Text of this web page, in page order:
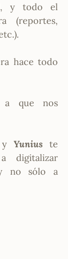
y todo el
(reportes,
hace todo
a que nos
yYunius te
digitalizar
no sólo a